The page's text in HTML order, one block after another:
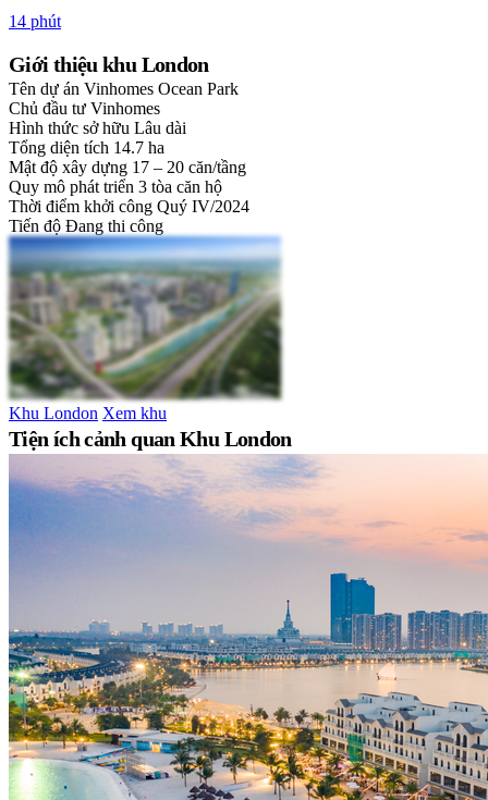
14 phút
Giới thiệu khu London
Tên dự án Vinhomes Ocean Park
Chủ đầu tư Vinhomes
Hình thức sở hữu Lâu dài
Tổng diện tích 14.7 ha
Mật độ xây dựng 17 – 20 căn/tầng
Quy mô phát triển 3 tòa căn hộ
Thời điểm khởi công Quý IV/2024
Tiến độ Đang thi công
Khu London Xem khu
Tiện ích cảnh quan Khu London